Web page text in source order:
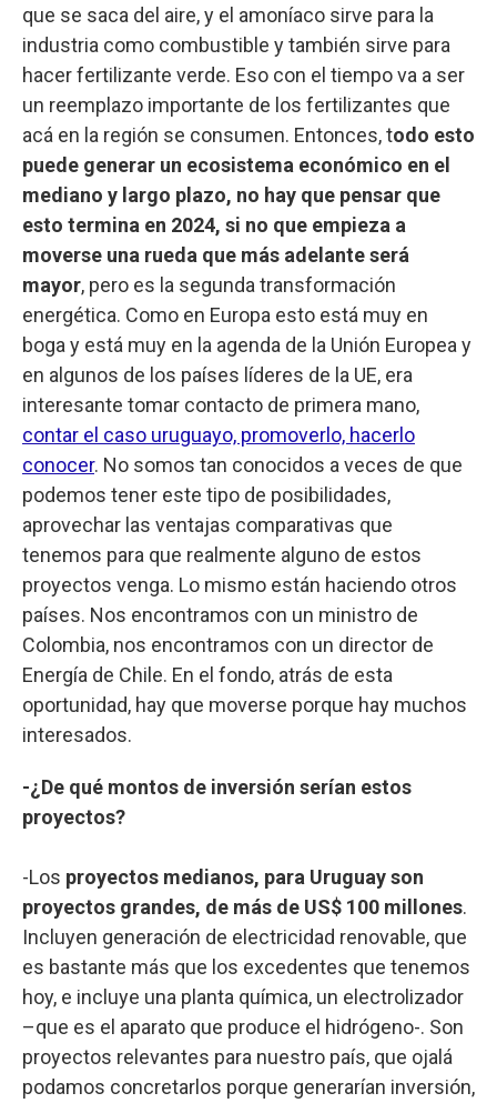
que se saca del aire, y el amoníaco sirve para la
industria como combustible y también sirve para
hacer fertilizante verde. Eso con el tiempo va a ser
un reemplazo importante de los fertilizantes que
acá en la región se consumen. Entonces, todo esto
puede generar un ecosistema económico en el
mediano y largo plazo, no hay que pensar que
esto termina en 2024, si no que empieza a
moverse una rueda que más adelante será
mayor, pero es la segunda transformación
energética. Como en Europa esto está muy en
boga y está muy en la agenda de la Unión Europea y
en algunos de los países líderes de la UE, era
interesante tomar contacto de primera mano,
contar el caso uruguayo, promoverlo, hacerlo
conocer. No somos tan conocidos a veces de que
podemos tener este tipo de posibilidades,
aprovechar las ventajas comparativas que
tenemos para que realmente alguno de estos
proyectos venga. Lo mismo están haciendo otros
países. Nos encontramos con un ministro de
Colombia, nos encontramos con un director de
Energía de Chile. En el fondo, atrás de esta
oportunidad, hay que moverse porque hay muchos
interesados.
-¿De qué montos de inversión serían estos
proyectos?
-Los proyectos medianos, para Uruguay son
proyectos grandes, de más de US$ 100 millones.
Incluyen generación de electricidad renovable, que
es bastante más que los excedentes que tenemos
hoy, e incluye una planta química, un electrolizador
–que es el aparato que produce el hidrógeno-. Son
proyectos relevantes para nuestro país, que ojalá
podamos concretarlos porque generarían inversión,